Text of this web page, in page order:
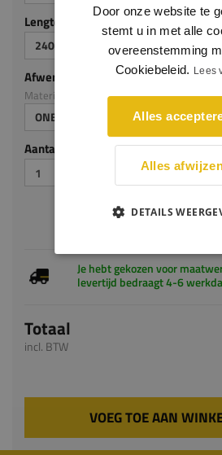
Lengte (mm)
2400
Afwerking
Materiaal: Grenen
ONBEHANDELD
Aantal stuks
Je hebt gekozen voor
levertijd bedraagt 4-6
Totaal
incl. BTW
VOEG TOE AAN
Door onze website te
stemt u in met alle
overeenstemming
Cookiebeleid. Lees
Alles
Alles
DETAILS